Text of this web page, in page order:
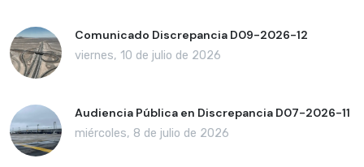
Comunicado Discrepancia D09-2026-12
viernes, 10 de julio de 2026
Audiencia Pública en Discrepancia D07-2026-11
miércoles, 8 de julio de 2026